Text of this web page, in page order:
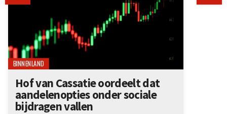
BINNENLAND
Hof van Cassatie oordeelt dat
aandelenopties onder sociale
bijdragen vallen